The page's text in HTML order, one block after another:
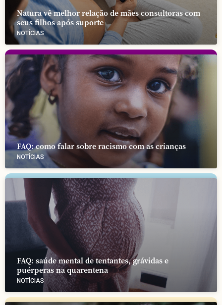
NOTÍCIAS
Natura vê melhor relação de mães consultoras com
seus filhos após suporte
NOTÍCIAS
FAQ: como falar sobre racismo com as crianças
NOTÍCIAS
FAQ: saúde mental de tentantes, grávidas e
puérperas na quarentena